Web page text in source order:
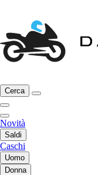
Cerca
Novità
Saldi
Caschi
Uomo
Donna